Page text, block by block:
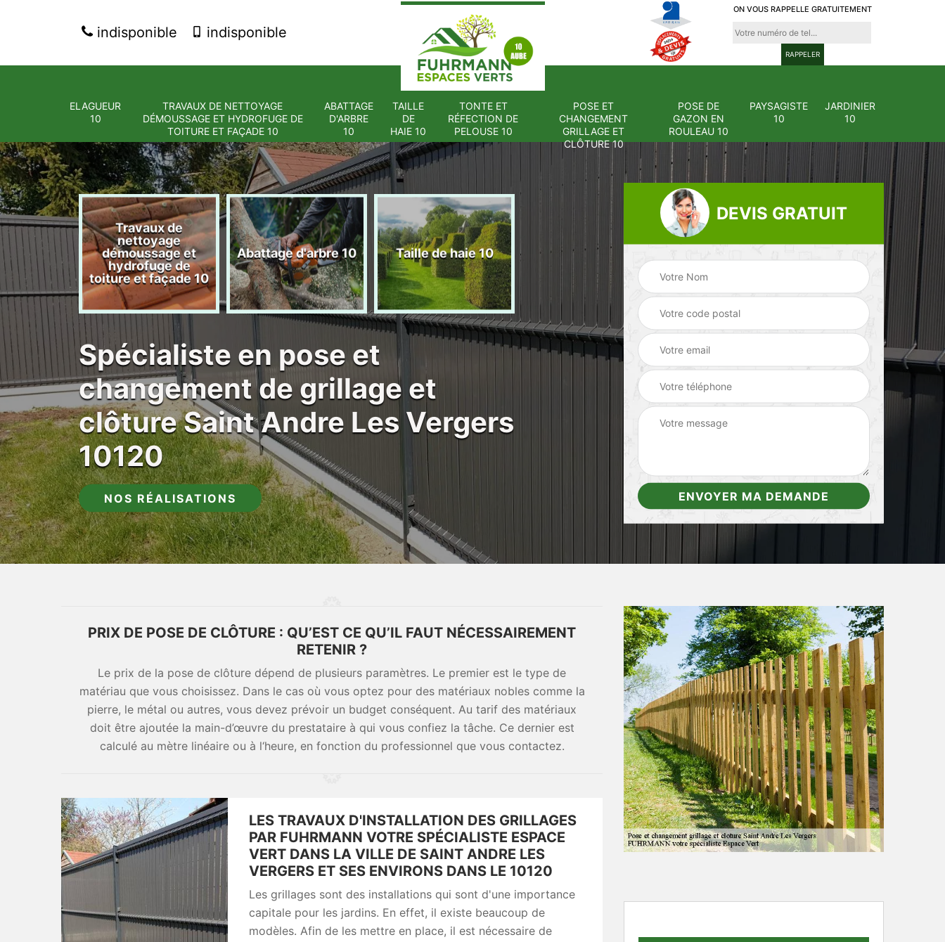
indisponible indisponible
ON VOUS RAPPELLE GRATUITEMENT
ELAGUEUR
10
TRAVAUX DE NETTOYAGE
DÉMOUSSAGE ET HYDROFUGE DE
TOITURE ET FAÇADE 10
ABATTAGE
D'ARBRE
10
TAILLE
DE
HAIE 10
TONTE ET
RÉFECTION DE
PELOUSE 10
POSE ET
CHANGEMENT
GRILLAGE ET
CLÔTURE 10
POSE DE
GAZON EN
ROULEAU 10
PAYSAGISTE
10
JARDINIER
10
10
Travaux de
nettoyage
démoussage et
hydrofuge de
toiture et façade 10
Abattage d'arbre 10 Taille de haie 10
Tonte et réfection
de pelouse 10
changement
grillage et clôture
Pose de gazon en
rouleau 10
Spécialiste en pose et
changement de grillage et
clôture Saint Andre Les Vergers
10120
NOS RÉALISATIONS
DEVIS GRATUIT
PRIX DE POSE DE CLÔTURE : QU’EST CE QU’IL FAUT NÉCESSAIREMENT
RETENIR ?
Le prix de la pose de clôture dépend de plusieurs paramètres. Le premier est le type de
matériau que vous choisissez. Dans le cas où vous optez pour des matériaux nobles comme la
pierre, le métal ou autres, vous devez prévoir un budget conséquent. Au tarif des matériaux
doit être ajoutée la main-d’œuvre du prestataire à qui vous confiez la tâche. Ce dernier est
calculé au mètre linéaire ou à l‘heure, en fonction du professionnel que vous contactez.
LES TRAVAUX D'INSTALLATION DES GRILLAGES
PAR FUHRMANN VOTRE SPÉCIALISTE ESPACE
VERT DANS LA VILLE DE SAINT ANDRE LES
VERGERS ET SES ENVIRONS DANS LE 10120
Les grillages sont des installations qui sont d'une importance
capitale pour les jardins. En effet, il existe beaucoup de
modèles. Afin de les mettre en place, il est nécessaire de